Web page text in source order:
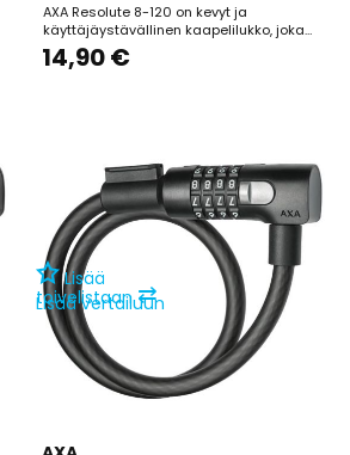
AXA Resolute 8-120 on kevyt ja
käyttäjäystävällinen kaapelilukko, joka
soveltuu erityisesti lastenpyörien
lyhytaikaiseen lukitsemiseen alueilla,
14,90 €
Lisää
toivelistaan ⇄
Lisää vertailuun